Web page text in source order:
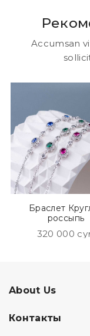
Accumsan
Браслет
россыпь
320 000
About Us
Контакты